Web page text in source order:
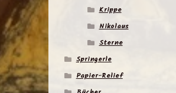
Krippe
Nikolaus
Sterne
Springerle
Papier-Relief